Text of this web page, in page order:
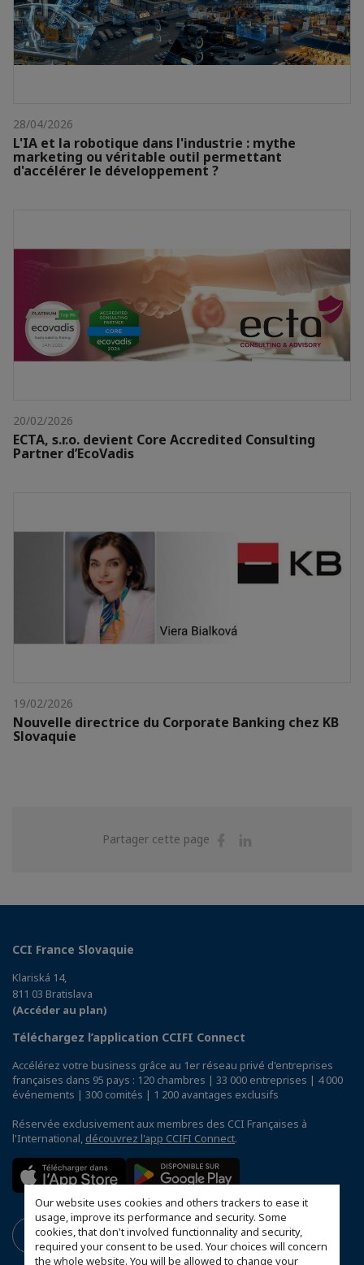
Our website uses cookies and others trackers to ease it
usage, improve its performance and security. Some
cookies, that don't involved functionnality and security,
required your consent to be used. Your choices will concern
the whole website. You will be allowed to change your
28/04/2026
L'IA et la robotique dans l'industrie : mythe
marketing ou véritable outil permettant
d'accélérer le développement ?
20/02/2026
ECTA, s.r.o. devient Core Accredited Consulting
Partner d’EcoVadis
19/02/2026
Nouvelle directrice du Corporate Banking chez KB
Slovaquie
Partager cette page
Partager
CCI France Slovaquie
Klariská 14,
811 03 Bratislava
(Accéder au plan)
Téléchargez l’application CCIFI Connect
Accélérez votre business grâce au 1er réseau privé d'entreprises
françaises dans 95 pays : 120 chambres | 33 000 entreprises | 4 000
événements | 300 comités | 1 200 avantages exclusifs
Réservée exclusivement aux membres des CCI Françaises à
l'International, découvrez l'app CCIFI Connect.